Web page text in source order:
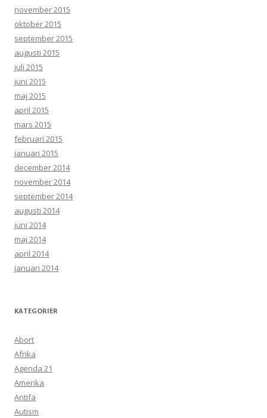
november 2015
oktober 2015
september 2015
augusti 2015
juli 2015
juni 2015
maj 2015
april 2015
mars 2015
februari 2015
januari 2015
december 2014
november 2014
september 2014
augusti 2014
juni 2014
maj 2014
april 2014
januari 2014
KATEGORIER
Abort
Afrika
Agenda 21
Amerika
Antifa
Autism